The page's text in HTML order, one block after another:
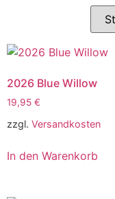
2026 Blue Willow
19,95 €
zzgl. Versandkosten
In den Warenkorb